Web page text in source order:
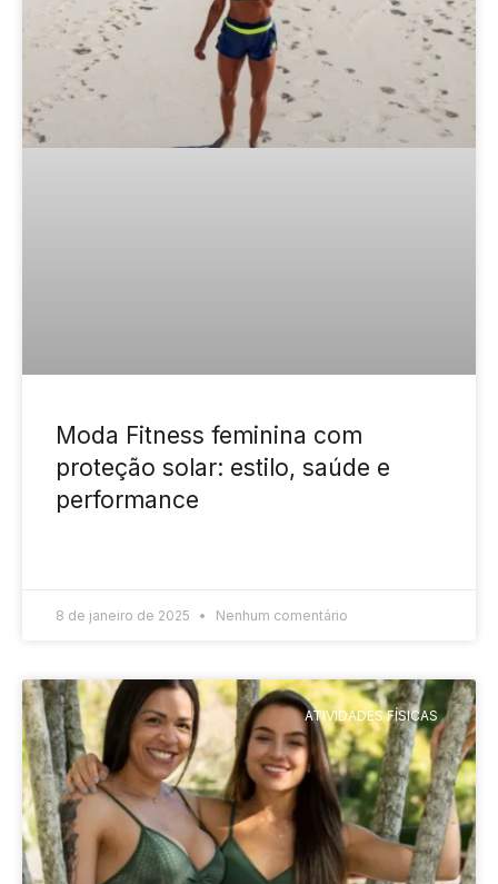
Moda Fitness feminina com
proteção solar: estilo, saúde e
performance
8 de janeiro de 2025 Nenhum comentário
ATIVIDADES FÍSICAS